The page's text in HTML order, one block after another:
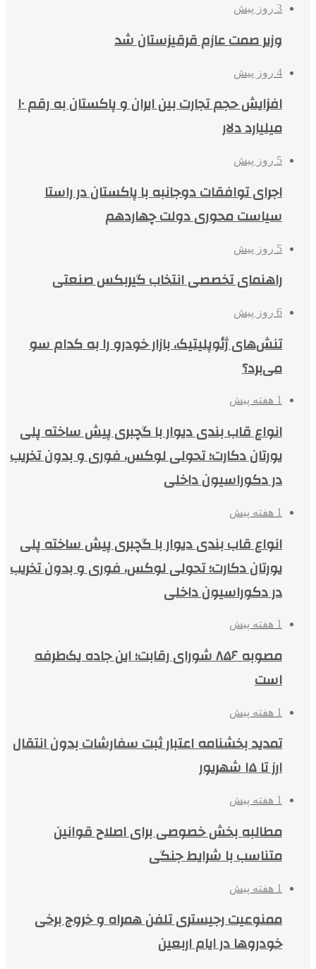
3 روز پیش
وزیر صمت عازم قرقیزستان شد
4 روز پیش
افزایش حجم تجارت بین ایران و پاکستان به رقم ۱۰
میلیارد دلار
5 روز پیش
اجرای توافقات دوجانبه با پاکستان در راستا
سیاست محوری دولت چهاردهم
5 روز پیش
راهنمای تخصصی انتخاب گیربکس صنعتی
6 روز پیش
تنش‌های ژئوپلیتیک، بازار خودرو را به کدام سو
می‌برد؟
1 هفته پیش
انواع قاب بندی دیوار با گچبری پیش ساخته پلی
یورتان دکارت؛ تحولی لوکس، فوری و بدون تخریب
در دکوراسیون داخلی
1 هفته پیش
انواع قاب بندی دیوار با گچبری پیش ساخته پلی
یورتان دکارت؛ تحولی لوکس، فوری و بدون تخریب
در دکوراسیون داخلی
1 هفته پیش
مصوبه ۸۵۶ شورای رقابت؛ این جاده یک‌طرفه
است
1 هفته پیش
تمدید بخشنامه اعتبار ثبت سفارشات بدون انتقال
ارز تا ۱۵ شهریور
1 هفته پیش
مطالبه بخش خصوصی برای اصلاح قوانین
متناسب با شرایط جنگی
1 هفته پیش
ممنوعیت رجیستری تلفن همراه و خروج برخی
خودروها در ایام اربعین